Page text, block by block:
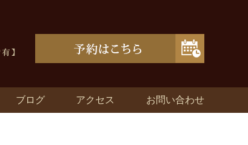
ブログ アクセス お問い合わせ